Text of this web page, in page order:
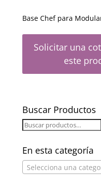
Base Chef para
Solicitar una
este
Buscar Productos
Buscar
En esta categoría
Selecciona una